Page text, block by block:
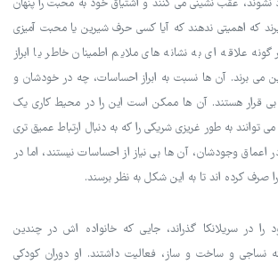
نشوند، عقب نشینی می کنند و اشتیاق خود به محبت را پنهان
که اهمیتی ندهند که آیا کسی حرف شیرین یا محبت آمیزی
علاقه ای به نشانه های ملایم اطمینان خاطر یا ابراز
می برند. آن ها نسبت به ابراز احساسات، چه در خودشان و
قرار هستند. آن ها ممکن است این را در محیط کاری یک
می توانند به طور غریزی شریکی را که به دنبال ارتباط عمیق تری
اعماق وجودشان، آن ها بی نیاز از احساسات نیستند، اما در
صرف کرده اند تا به این شکل به نظر برسند.
را در سریلانکا گذراند، جایی که خانواده اش در چندین
نساجی و ساخت و ساز، فعالیت داشتند. او دوران کودکی